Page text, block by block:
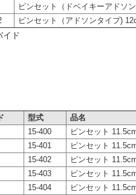
ピンセット（ドベイキーアドソ
ピンセット（アドソンタイプ)
イド
型式
品名
15-400
ピンセット
15-401
ピンセット
15-402
ピンセット
15-403
ピンセット
15-404
ピンセット